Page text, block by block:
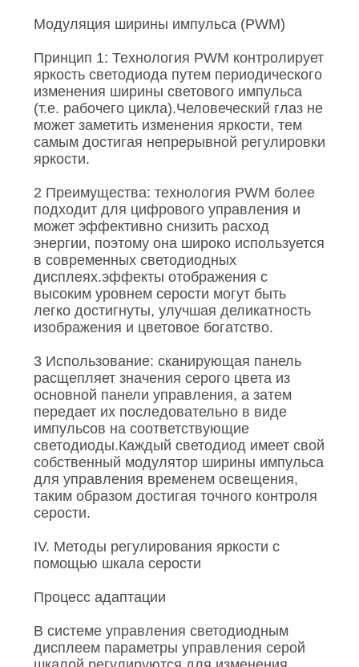
Модуляция ширины импульса (PWM)
Принцип 1: Технология PWM контролирует
яркость светодиода путем периодического
изменения ширины светового импульса
(т.е. рабочего цикла).Человеческий глаз не
может заметить изменения яркости, тем
самым достигая непрерывной регулировки
яркости.
2 Преимущества: технология PWM более
подходит для цифрового управления и
может эффективно снизить расход
энергии, поэтому она широко используется
в современных светодиодных
дисплеях.эффекты отображения с
высоким уровнем серости могут быть
легко достигнуты, улучшая деликатность
изображения и цветовое богатство.
3 Использование: сканирующая панель
расщепляет значения серого цвета из
основной панели управления, а затем
передает их последовательно в виде
импульсов на соответствующие
светодиоды.Каждый светодиод имеет свой
собственный модулятор ширины импульса
для управления временем освещения,
таким образом достигая точного контроля
серости.
IV. Методы регулирования яркости с
помощью шкала серости
Процесс адаптации
В системе управления светодиодным
дисплеем параметры управления серой